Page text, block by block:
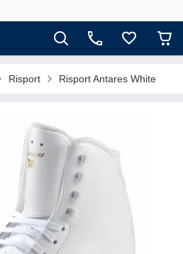
Risport Risport Antares White